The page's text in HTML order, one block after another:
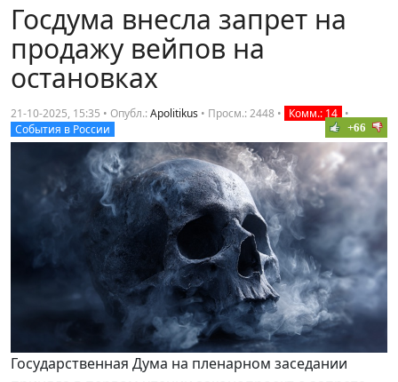
Госдума внесла запрет на
продажу вейпов на
остановках
21-10-2025, 15:35 • Опубл.:Apolitikus • Просм.: 2448 • Комм.: 14 •
События в России
+66
Государственная Дума на пленарном заседании